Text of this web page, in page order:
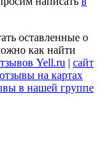
оставленные о
как найти
Yell.ru | сайт
отзывы на картах
в нашей группе